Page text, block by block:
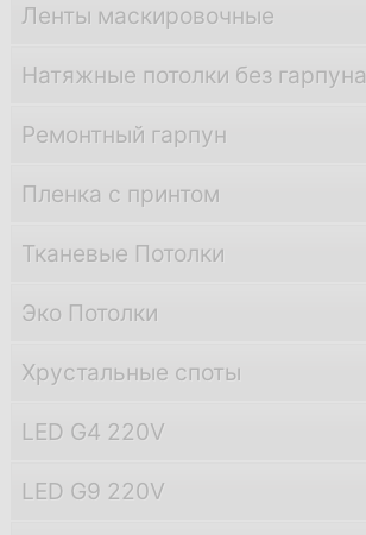
Ленты маскировочные
Натяжные потолки без гарпуна
Ремонтный гарпун
Пленка с принтом
Тканевые Потолки
Эко Потолки
Хрустальные споты
LED G4 220V
LED G9 220V